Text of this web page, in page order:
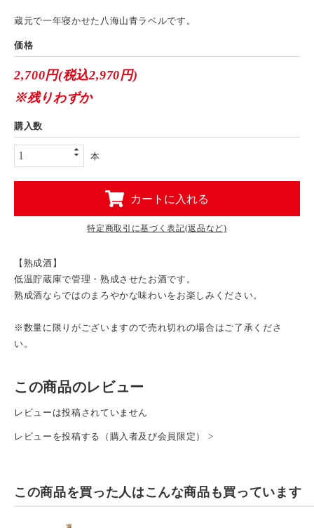
蔵元で一年寝かせた八海山青ラベルです。
価格
2,700円(税込2,970円)
※残りわずか
購入数
本
カートに入れる
特定商取引に基づく表記(返品など)
【熟成酒】
低温貯蔵庫で管理・熟成させたお酒です。
熟成酒ならではのまろやかな味わいをお楽しみください。
※数量に限りがございますので売れ切れの場合はご了承くださ
い。
この商品のレビュー
レビューは投稿されていません
レビューを投稿する（購入者及び会員限定） >
この商品を買った人は こんな商品も買っています